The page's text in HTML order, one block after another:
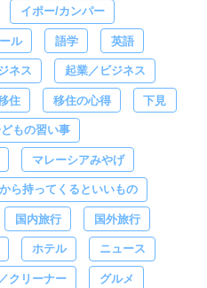
イポー/カンパー
ル 語学 英語
ネス 起業／ビジネス
住 移住の心得 下見
もの習い事
マレーシアみやげ
ら持ってくるといいもの
国内旅行 国外旅行
ホテル ニュース
クリーナー グルメ